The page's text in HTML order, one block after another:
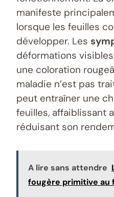
manifeste
lorsque les feuilles
développer. Les
déformations
une coloration
maladie n’est pas
peut entraîner une
feuilles, affaiblissant
réduisant son
A lire sans attendre
fougère primitive au